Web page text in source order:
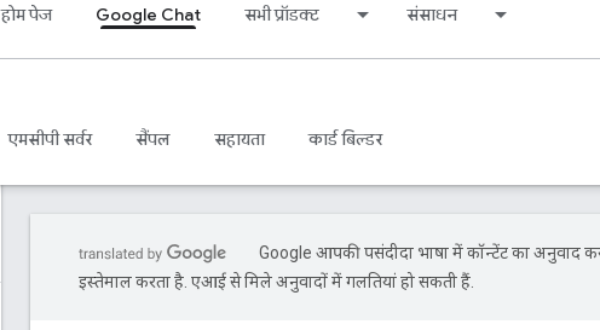
होम पेज Google Chat सभी प्रॉडक्ट संसाधन
एमसीपी सर्वर सैंपल सहायता कार्ड बिल्डर
Google आपकी पसंदीदा भाषा में कॉन्टेंट का अनुवाद
इस्तेमाल करता है. एआई से मिले अनुवादों में गलतियां हो सकती हैं.